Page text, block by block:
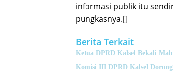
informasi publik itu
pungkasnya.[]
Berita Terkait
Ketua DPRD Kalsel Bekali
Komisi III DPRD Kalsel